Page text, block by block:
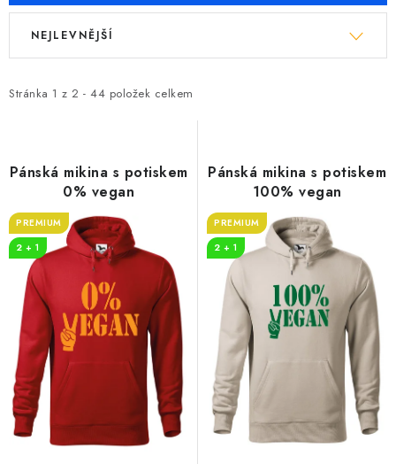
V
i
r
d
u
ů
Stránka 1 z 2 - 44 položek celkem
Ř
e
p
o
d
ů
NEJLEVNĚJŠÍ
Pánská mikina s potiskem
0% vegan
PREMIUM
2 + 1
Pánská mikina s potiskem
100% vegan
PREMIUM
2 + 1